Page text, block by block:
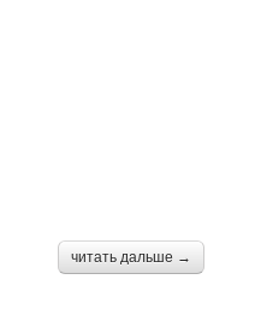
читать дальше →